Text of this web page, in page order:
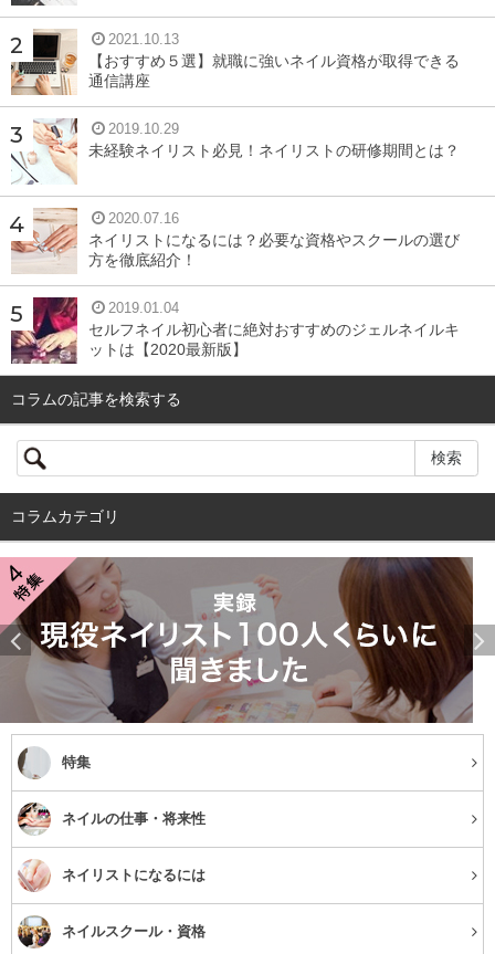
2021.10.13
【おすすめ５選】就職に強いネイル資格が取得できる
通信講座
2019.10.29
未経験ネイリスト必見！ネイリストの研修期間とは？
2020.07.16
ネイリストになるには？必要な資格やスクールの選び
方を徹底紹介！
2019.01.04
セルフネイル初心者に絶対おすすめのジェルネイルキ
ットは【2020最新版】
コラムの記事を検索する
コラムカテゴリ
特集
ネイルの仕事・将来性
ネイリストになるには
ネイルスクール・資格